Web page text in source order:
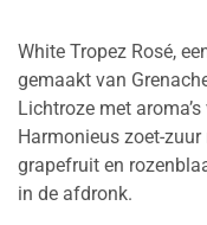
White Tropez Rosé,
gemaakt van
Lichtroze met
Harmonieus zoet-
grapefruit en
in de afdronk.